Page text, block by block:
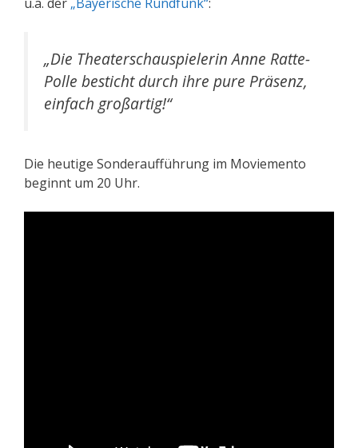
„Die Theaterschauspielerin Anne Ratte-
Polle besticht durch ihre pure Präsenz,
einfach großartig!“
Die heutige Sonderaufführung im Moviemento
beginnt um 20 Uhr.